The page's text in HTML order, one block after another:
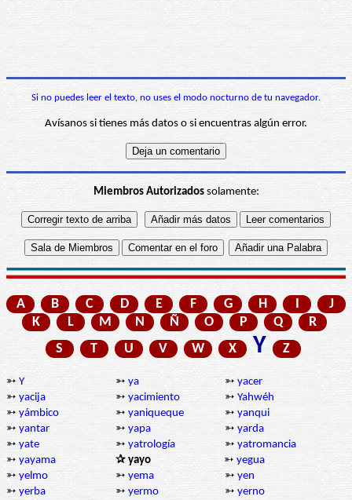
Si no puedes leer el texto, no uses el modo nocturno de tu navegador.
Avísanos si tienes más datos o si encuentras algún error.
Miembros Autorizadossolamente:
A B C D E F G H I
J
K
L M N Ñ O P Q
R
S
T U V W X Y Z
➳ Y ➳ ya ➳ yacer
➳ yacija ➳ yacimiento ➳ Yahwéh
➳ yámbico ➳ yaniqueque ➳ yanqui
➳ yantar ➳ yapa ➳ yarda
➳ yate ➳ yatrología ➳ yatromancia
➳ yayama ✰ yayo ➳ yegua
➳ yelmo ➳ yema ➳ yen
➳ yerba ➳ yermo ➳ yerno